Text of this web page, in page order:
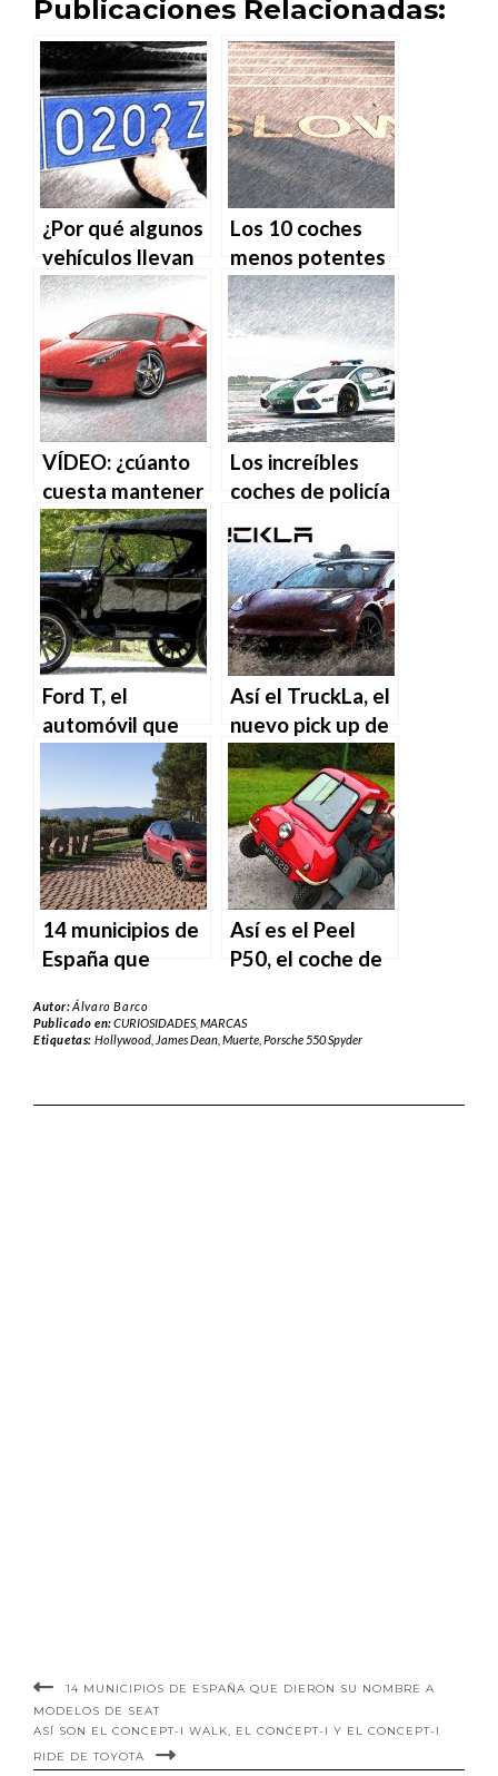
Publicaciones Relacionadas:
¿Por qué algunos
vehículos llevan
matrícula azul?
Los 10 coches
menos potentes
del mercado
VÍDEO: ¿cúanto
cuesta mantener
un Ferrari?
Los increíbles
coches de policía
Emiratos Árabes
Ford T, el
automóvil que
cambió la historia
Así el TruckLa, el
nuevo pick up de
Tesla
14 municipios de
España que
a modelos de
SEAT
Así es el Peel
P50, el coche de
pequeño de la
historia
Autor:Álvaro Barco
Publicado en:CURIOSIDADES,MARCAS
Etiquetas: Hollywood, James Dean, Muerte, Porsche 550 Spyder
14 MUNICIPIOS DE ESPAÑA QUE DIERON SU NOMBRE A
MODELOS DE SEAT
ASÍ SON EL CONCEPT-I WALK, EL CONCEPT-I Y EL CONCEPT-I
RIDE DE TOYOTA